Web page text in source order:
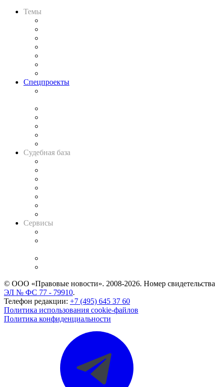
Темы
Спецпроекты
Судебная база
Сервисы
© ООО «Правовые новости». 2008-2026. Номер свидетельства
ЭЛ № ФС 77 - 79910.
Телефон редакции: +7 (495) 645 37 60
Политика использования cookie-файлов
Политика конфиденциальности